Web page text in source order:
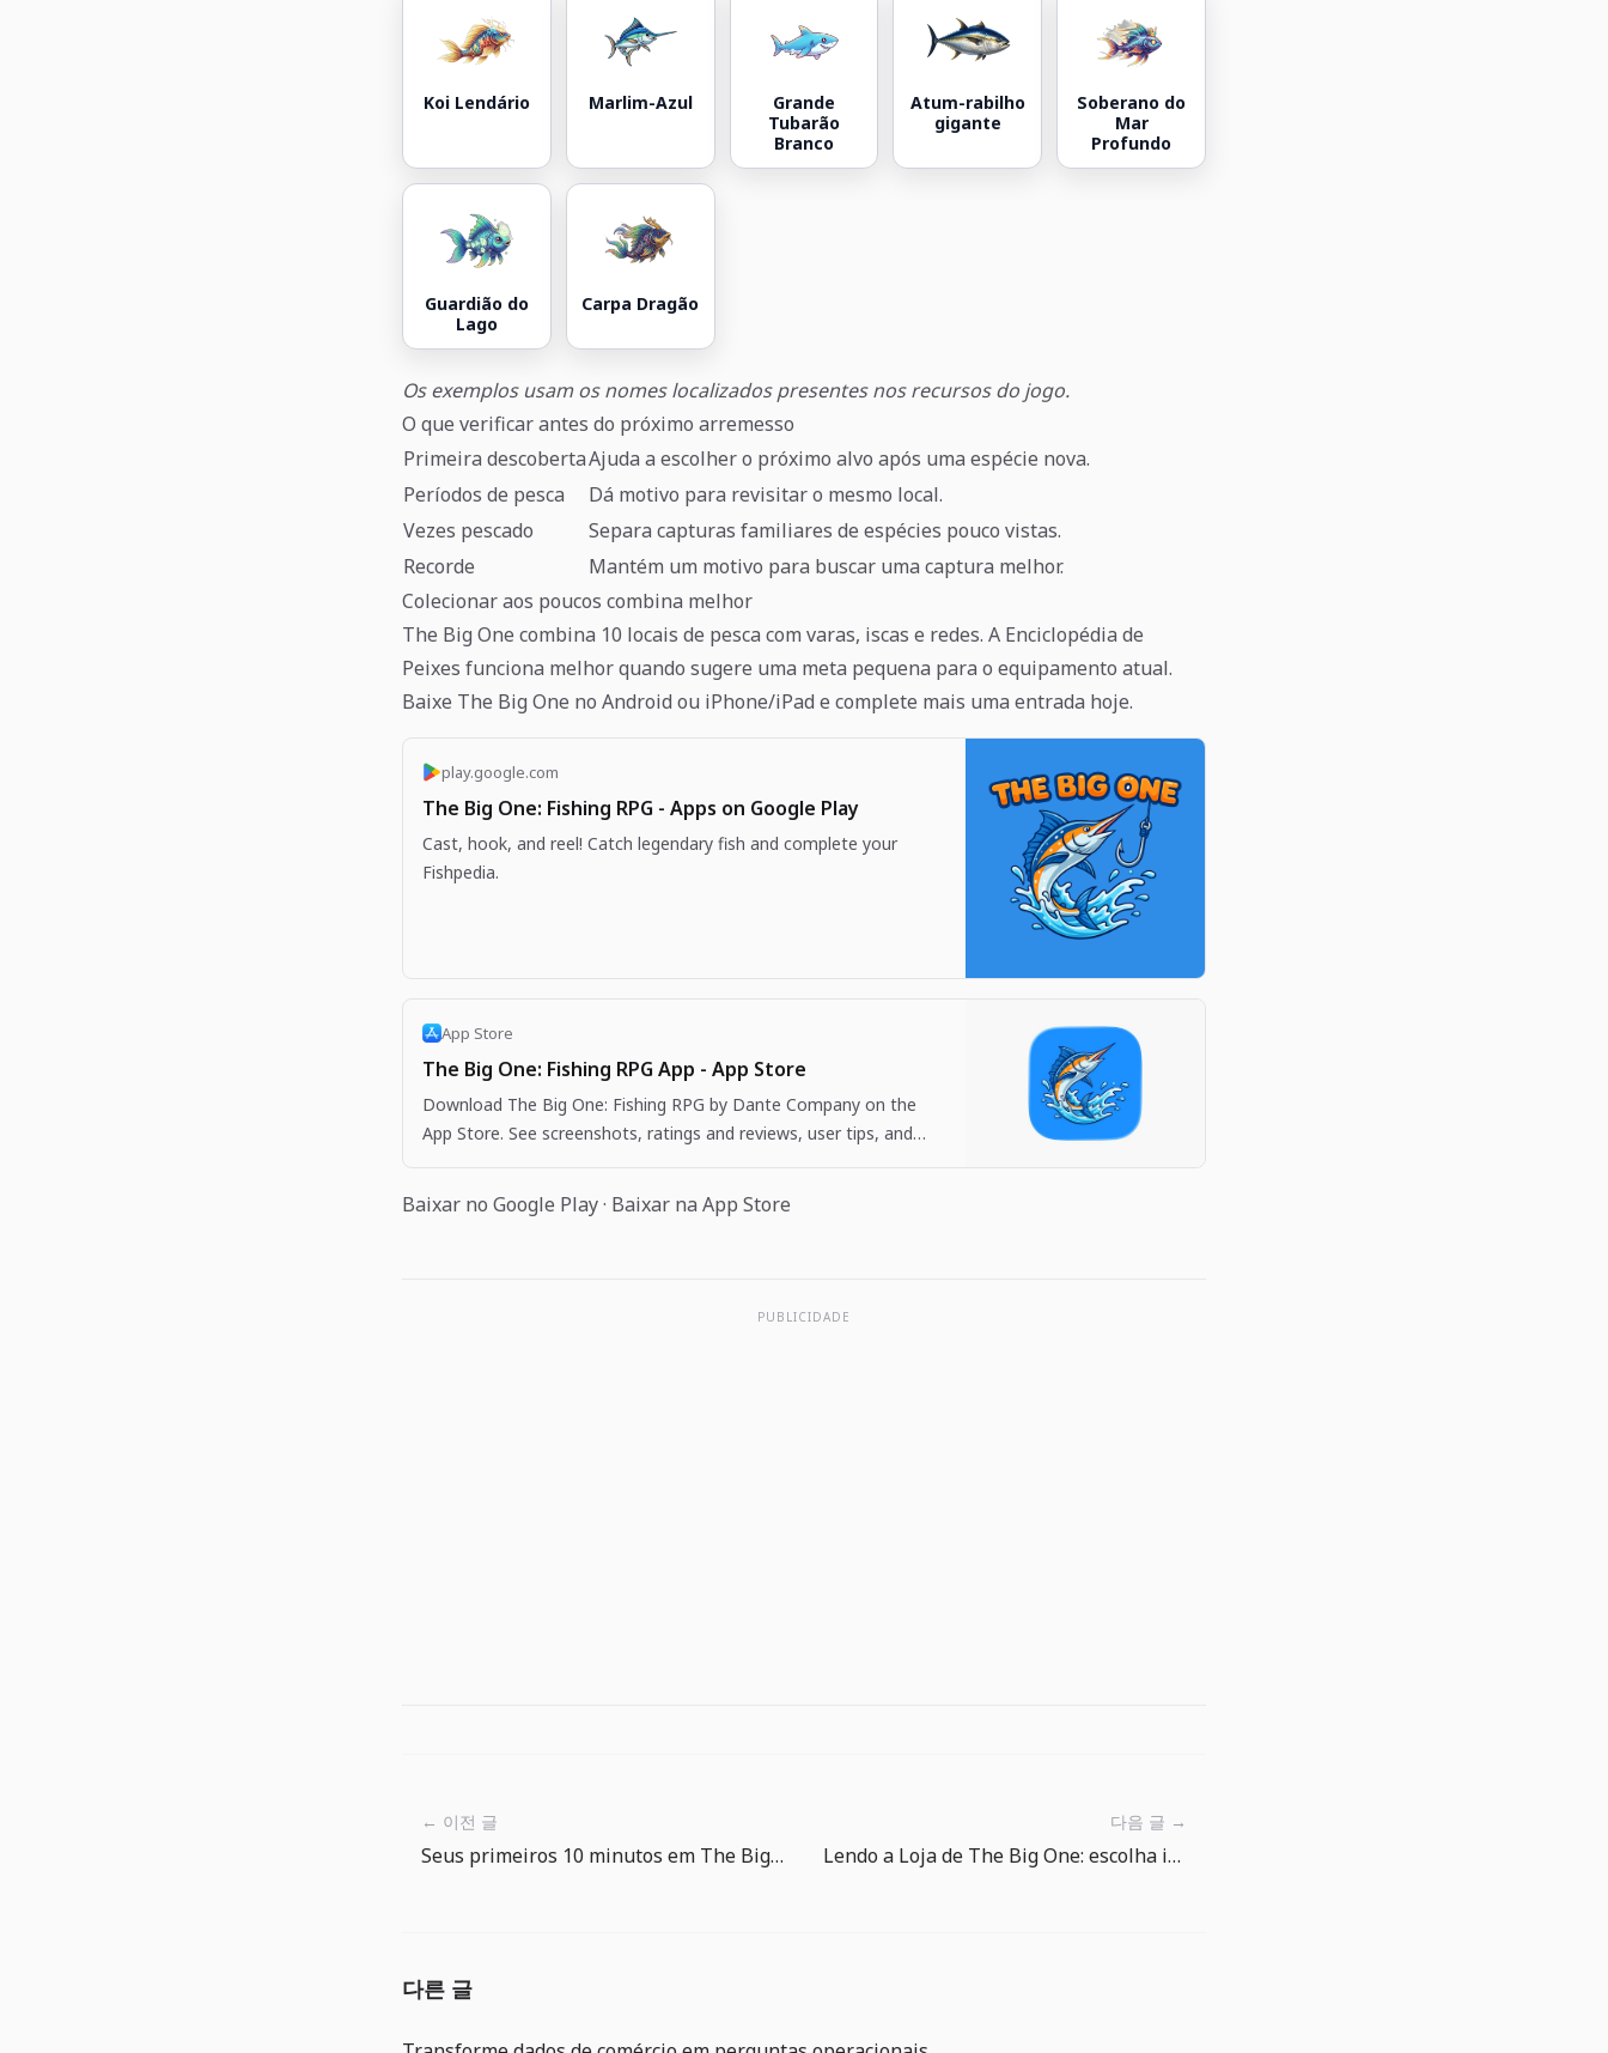
Koi Lendário Marlim-Azul
Grande
Tubarão
Branco
Atum-rabilho
gigante
Soberano do
Mar
Profundo
Guardião do
Lago
Carpa Dragão
Os exemplos usam os nomes localizados presentes nos recursos do jogo.
O que verificar antes do próximo arremesso
Primeira descobertaAjuda a escolher o próximo alvo após uma espécie nova.
Períodos de pesca
Dá motivo para revisitar o mesmo local.
Vezes pescado
Separa capturas familiares de espécies pouco vistas.
Recorde
Mantém um motivo para buscar uma captura melhor.
Colecionar aos poucos combina melhor
The Big One combina 10 locais de pesca com varas, iscas e redes. A Enciclopédia de
Peixes funciona melhor quando sugere uma meta pequena para o equipamento atual.
Baixe The Big One no Android ou iPhone/iPad e complete mais uma entrada hoje.
play.google.com
The Big One: Fishing RPG - Apps on Google Play
Cast, hook, and reel! Catch legendary fish and complete your
Fishpedia.
App Store
The Big One: Fishing RPG App - App Store
Download The Big One: Fishing RPG by Dante Company on the
App Store. See screenshots, ratings and reviews, user tips, and
Baixar no Google Play· Baixar na App Store
PUBLICIDADE
← 이전 글
Seus primeiros 10 minutos em The Big One: pesque, confira e lance de novo
다음 글 →
Lendo a Loja de The Big One: escolha iscas e gemas sem pressão
다른 글